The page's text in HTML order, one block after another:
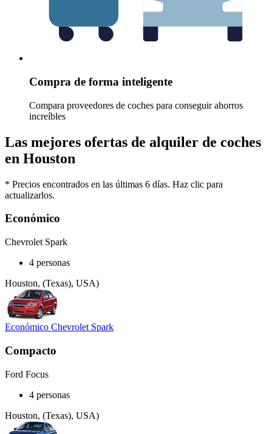
Compra de forma inteligente
Compara proveedores de coches para conseguir ahorros
increíbles
Las mejores ofertas de alquiler de coches
en Houston
* Precios encontrados en las últimas 6 días. Haz clic para
actualizarlos.
Económico
Chevrolet Spark
4 personas
Houston, (Texas), USA)
Económico Chevrolet Spark
Compacto
Ford Focus
4 personas
Houston, (Texas), USA)